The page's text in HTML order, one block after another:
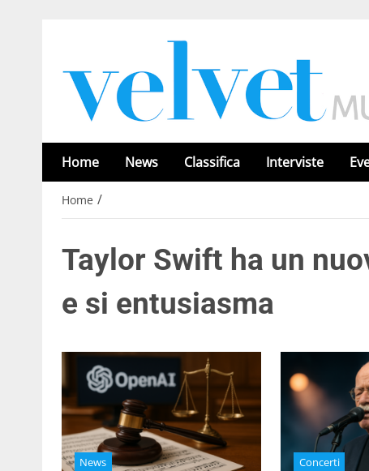
Home News Classifica Interviste
Home /
Taylor Swift ha un
e si entusiasma
News Concerti